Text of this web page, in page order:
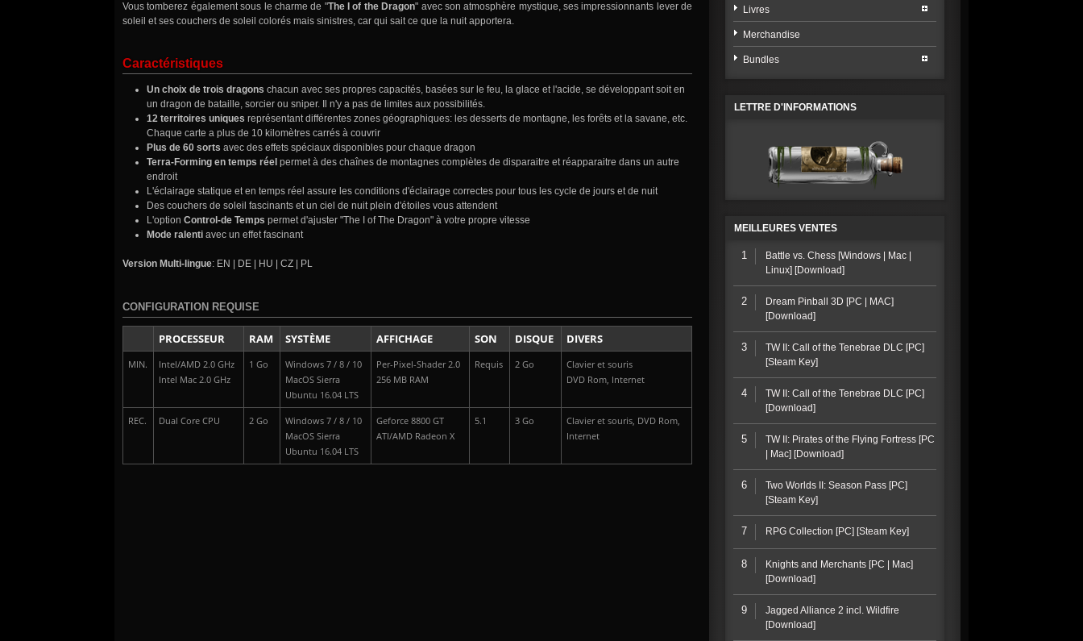
Vous tomberez également sous le charme de "The I of the Dragon" avec son atmosphère mystique, ses impressionnants lever de
soleil et ses couchers de soleil colorés mais sinistres, car qui sait ce que la nuit apportera.
Caractéristiques
Un choix de trois dragons chacun avec ses propres capacités, basées sur le feu, la glace et l'acide, se développant soit en
un dragon de bataille, sorcier ou sniper. Il n'y a pas de limites aux possibilités.
12 territoires uniques représentant différentes zones géographiques: les desserts de montagne, les forêts et la savane, etc.
Chaque carte a plus de 10 kilomètres carrés à couvrir
Plus de 60 sorts avec des effets spéciaux disponibles pour chaque dragon
Terra-Forming en temps réel permet à des chaînes de montagnes complètes de disparaitre et réapparaitre dans un autre
endroit
L'éclairage statique et en temps réel assure les conditions d'éclairage correctes pour tous les cycle de jours et de nuit
Des couchers de soleil fascinants et un ciel de nuit plein d'étoiles vous attendent
L'option Control-de Temps permet d'ajuster "The I of The Dragon" à votre propre vitesse
Mode ralenti avec un effet fascinant
Version Multi-lingue: EN | DE | HU | CZ | PL
CONFIGURATION REQUISE
PROCESSEUR RAM SYSTÈME AFFICHAGE SON DISQUE DIVERS
MIN.
Intel/AMD 2.0 GHz
Intel Mac 2.0 GHz
1 Go
Windows 7 / 8 / 10
MacOS Sierra
Ubuntu 16.04 LTS
Per-Pixel-Shader 2.0
256 MB RAM
Requis 2 Go
Clavier et souris
DVD Rom, Internet
REC. Dual Core CPU 2 Go
Windows 7 / 8 / 10
MacOS Sierra
Ubuntu 16.04 LTS
Geforce 8800 GT
ATI/AMD Radeon X
5.1 3 Go
Clavier et souris, DVD Rom,
Internet
Livres
Merchandise
Bundles
LETTRE D'INFORMATIONS
MEILLEURES VENTES
1
Battle vs. Chess [Windows | Mac |
Linux] [Download]
2
Dream Pinball 3D [PC | MAC]
[Download]
3
TW II: Call of the Tenebrae DLC [PC]
[Steam Key]
4
TW II: Call of the Tenebrae DLC [PC]
[Download]
5
TW II: Pirates of the Flying Fortress [PC
| Mac] [Download]
6
Two Worlds II: Season Pass [PC]
[Steam Key]
7 RPG Collection [PC] [Steam Key]
8
Knights and Merchants [PC | Mac]
[Download]
9
Jagged Alliance 2 incl. Wildfire
[Download]